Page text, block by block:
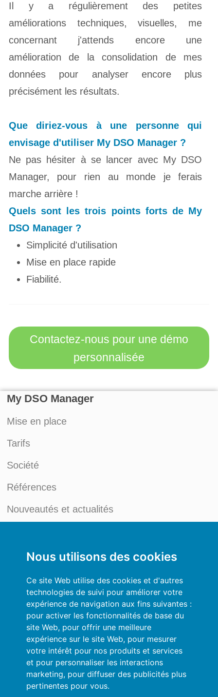
Nous utilisons des cookies
Ce site Web utilise des cookies et d'autres
technologies de suivi pour améliorer votre
expérience de navigation aux fins suivantes :
pour activer les fonctionnalités de base du
site Web, pour offrir une meilleure
expérience sur le site Web, pour mesurer
votre intérêt pour nos produits et services
et pour personnaliser les interactions
marketing, pour diffuser des publicités plus
pertinentes pour vous.
Il y a régulièrement des petites
améliorations techniques, visuelles, me
concernant j'attends encore une
amélioration de la consolidation de mes
données pour analyser encore plus
précisément les résultats.
Que diriez-vous à une personne qui
envisage d'utiliser My DSO Manager ?
Ne pas hésiter à se lancer avec My DSO
Manager, pour rien au monde je ferais
marche arrière !
Quels sont les trois points forts de My
DSO Manager ?
Simplicité d'utilisation
Mise en place rapide
Fiabilité.
Contactez-nous pour une démo
personnalisée
My DSO Manager
Mise en place
Tarifs
Société
Références
Nouveautés et actualités
Mon compte
Conditions générales
Politique de Confidentialité
Se connecter
Ressources
Aide en ligne
Importez vos données en automatique